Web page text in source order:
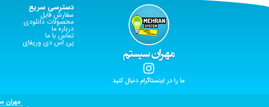
ما را در اینستاگرام دنبال کنید
دسترسی سریع
سفارش فایل
محصولات دانلودی
درباره ما
تماس با ما
پی اس دی وریفای
مهران